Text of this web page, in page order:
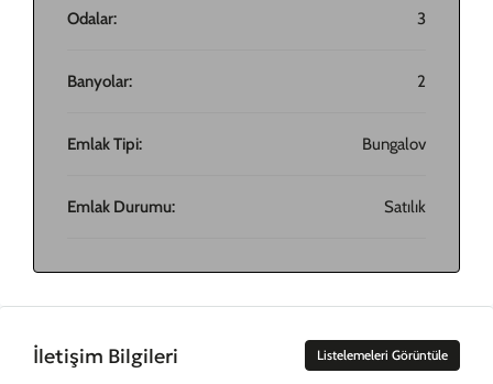
Odalar: 3
Banyolar: 2
Emlak Tipi: Bungalov
Emlak Durumu: Satılık
İletişim Bilgileri Listelemeleri Görüntüle